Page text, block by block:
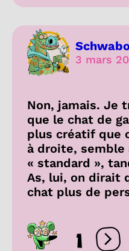
3 mars
Non, jamais. Je
que le chat de
plus créatif que
à droite,
« standard »,
As, lui, on dirait
chat plus de
1